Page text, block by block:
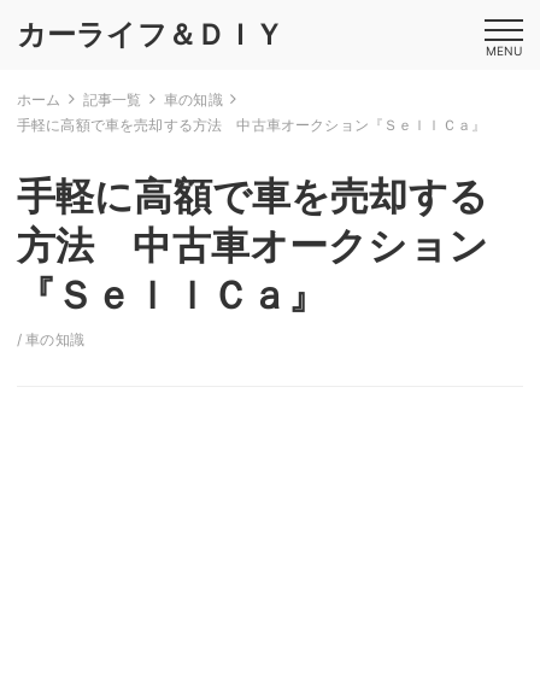
カーライフ＆ＤＩＹ MENU
ホーム 記事一覧
車の知識
手軽に高額で車を売却する方法 中古車オークション『ＳｅｌｌＣａ』
手軽に高額で車を売却する
方法 中古車オークション
『ＳｅｌｌＣａ』
/車の知識